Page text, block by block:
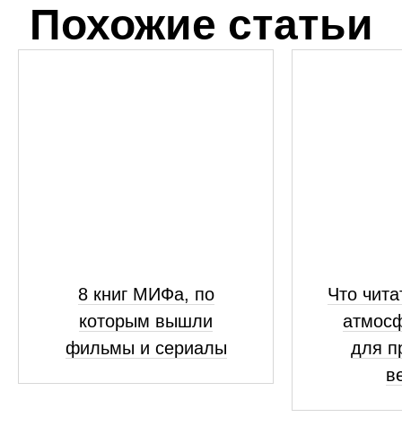
Похожие статьи
8 книг МИФа, по
которым вышли
фильмы и сериалы
Что
для